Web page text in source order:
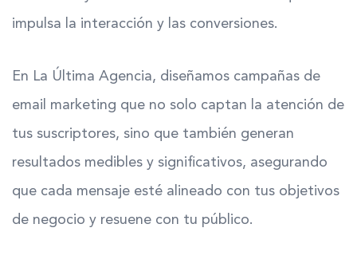
impulsa la interacción y las conversiones.
En La Última Agencia, diseñamos campañas de
email marketing que no solo captan la atención de
tus suscriptores, sino que también generan
resultados medibles y significativos, asegurando
que cada mensaje esté alineado con tus objetivos
de negocio y resuene con tu público.